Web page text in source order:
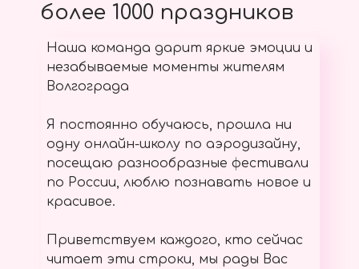
более 1000 праздников
Наша команда дарит яркие эмоции и
незабываемые моменты жителям
Волгограда
Я постоянно обучаюсь, прошла ни
одну онлайн-школу по аэродизайну,
посещаю разнообразные фестивали
по России, люблю познавать новое и
красивое.
Приветствуем каждого, кто сейчас
читает эти строки, мы рады Вас